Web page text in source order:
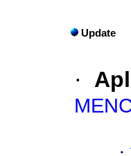
Update
·